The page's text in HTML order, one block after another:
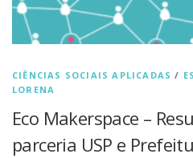
CIÊNCIAS SOCIAIS APLICADAS /
LORENA
Eco Makerspace –
parceria USP e